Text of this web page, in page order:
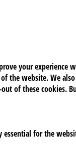
your experience
the website. We
of these cookies.
essential for the